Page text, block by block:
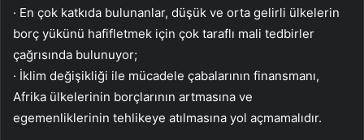
· En çok katkıda bulunanlar, düşük ve orta gelirli ülkelerin
borç yükünü hafifletmek için çok taraflı mali tedbirler
çağrısında bulunuyor;
· İklim değişikliği ile mücadele çabalarının finansmanı,
Afrika ülkelerinin borçlarının artmasına ve
egemenliklerinin tehlikeye atılmasına yol açmamalıdır.